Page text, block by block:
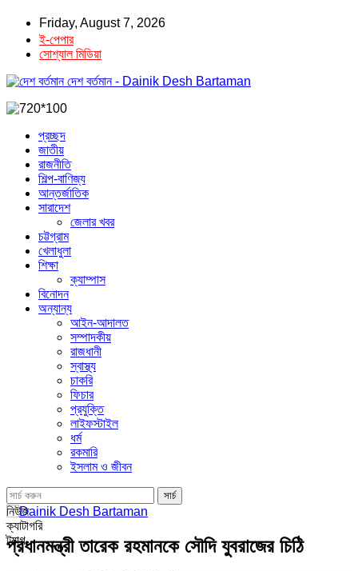
Friday, August 7, 2026
ই-পেপার
সোশ্যাল মিডিয়া
দেশ বর্তমান - Dainik Desh Bartaman
প্রচ্ছদ
জাতীয়
রাজনীতি
শিল্প-বাণিজ্য
আন্তর্জাতিক
সারাদেশ
জেলার খবর
চট্টগ্রাম
খেলাধুলা
শিক্ষা
ক্যাম্পাস
বিনোদন
অন্যান্য
আইন-আদালত
সম্পাদকীয়
রাজধানী
স্বাস্থ্য
চাকরি
ফিচার
প্রযুক্তি
লাইফস্টাইল
ধর্ম
রকমারি
ইসলাম ও জীবন
নিউজ
ক্যাটাগরি
ট্যাগ
প্রধানমন্ত্রী তারেক রহমানকে সৌদি যুবরাজের চিঠি